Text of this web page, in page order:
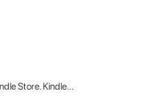
Store. Kindle...